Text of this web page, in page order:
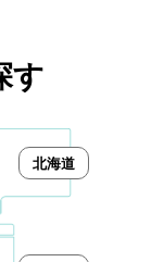
す
北海道